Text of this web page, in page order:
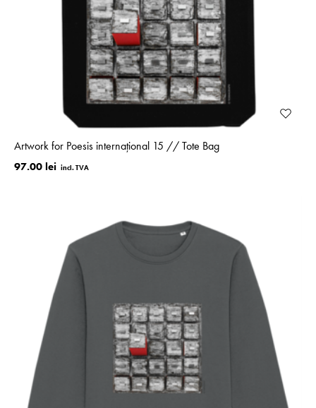
Artwork for Poesis internațional 15 // Tote Bag
97.00 lei